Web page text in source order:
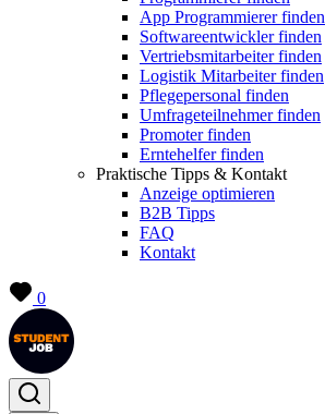
App Programmierer finden
Softwareentwickler finden
Vertriebsmitarbeiter finden
Logistik Mitarbeiter finden
Pflegepersonal finden
Umfrageteilnehmer finden
Promoter finden
Erntehelfer finden
Praktische Tipps & Kontakt
Anzeige optimieren
B2B Tipps
FAQ
Kontakt
0